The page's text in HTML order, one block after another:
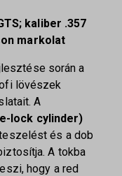
kaliber .357
markolat
során a
lövészek
A
lock cylinder)
és a dob
A tokba
hogy a red